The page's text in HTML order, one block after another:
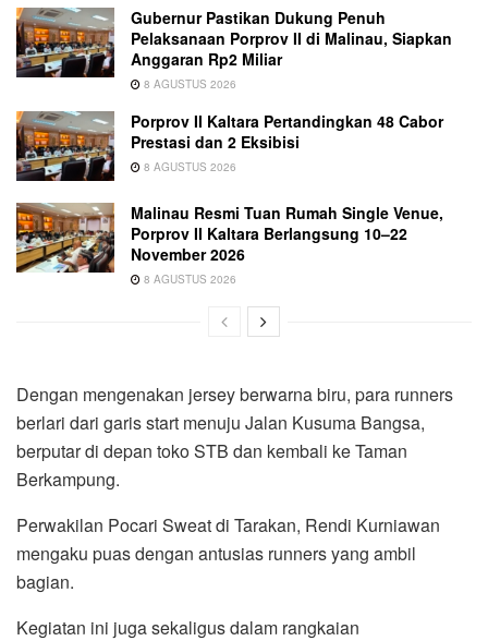
Gubernur Pastikan Dukung Penuh
Pelaksanaan Porprov II di Malinau, Siapkan
Anggaran Rp2 Miliar
8 AGUSTUS 2026
Porprov II Kaltara Pertandingkan 48 Cabor
Prestasi dan 2 Eksibisi
8 AGUSTUS 2026
Malinau Resmi Tuan Rumah Single Venue,
Porprov II Kaltara Berlangsung 10–22
November 2026
8 AGUSTUS 2026
Dengan mengenakan jersey berwarna biru, para runners
berlari dari garis start menuju Jalan Kusuma Bangsa,
berputar di depan toko STB dan kembali ke Taman
Berkampung.
Perwakilan Pocari Sweat di Tarakan, Rendi Kurniawan
mengaku puas dengan antusias runners yang ambil
bagian.
Kegiatan ini juga sekaligus dalam rangkaian